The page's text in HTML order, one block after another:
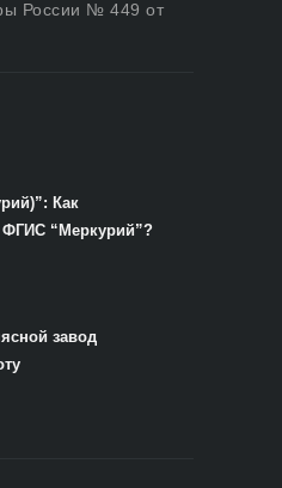
России № 449 от
Как
ФГИС “Меркурий”?
завод